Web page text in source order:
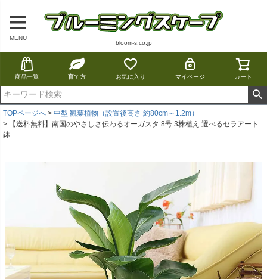
MENU
bloom-s.co.jp
商品一覧 育て方 お気に入り マイページ カート
TOPページへ
中型 観葉植物（設置後高さ 約80cm～1.2m）
【送料無料】南国のやさしさ伝わるオーガスタ 8号 3株植え 選べるセラアート
鉢